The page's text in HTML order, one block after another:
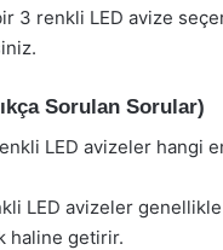
3 renkli LED avize
Sorulan Sorular)
LED avizeler hangi
LED avizeler
haline getirir.